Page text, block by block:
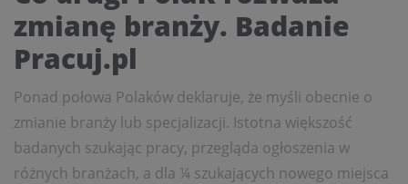
zmianę branży. Badanie
Pracuj.pl
Ponad połowa Polaków deklaruje, że myśli obecnie o
zmianie branży lub specjalizacji. Istotna większość
badanych szukając pracy, przegląda ogłoszenia w
różnych branżach, a dla ¼ szukających nowego miejsca